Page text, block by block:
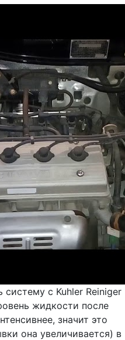
с Kuhler Reiniger
жидкости после
значит это
она увеличивается) в